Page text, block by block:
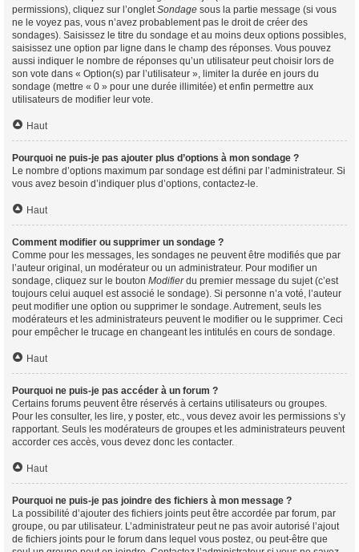
permissions), cliquez sur l’ongletSondage sous la partie message (si vous
ne le voyez pas, vous n’avez probablement pas le droit de créer des
sondages). Saisissez le titre du sondage et au moins deux options possibles,
saisissez une option par ligne dans le champ des réponses. Vous pouvez
aussi indiquer le nombre de réponses qu’un utilisateur peut choisir lors de
son vote dans « Option(s) par l’utilisateur », limiter la durée en jours du
sondage (mettre « 0 » pour une durée illimitée) et enfin permettre aux
utilisateurs de modifier leur vote.
Haut
Pourquoi ne puis-je pas ajouter plus d’options à mon sondage ?
Le nombre d’options maximum par sondage est défini par l’administrateur. Si
vous avez besoin d’indiquer plus d’options, contactez-le.
Haut
Comment modifier ou supprimer un sondage ?
Comme pour les messages, les sondages ne peuvent être modifiés que par
l’auteur original, un modérateur ou un administrateur. Pour modifier un
sondage, cliquez sur le bouton Modifierdu premier message du sujet (c’est
toujours celui auquel est associé le sondage). Si personne n’a voté, l’auteur
peut modifier une option ou supprimer le sondage. Autrement, seuls les
modérateurs et les administrateurs peuvent le modifier ou le supprimer. Ceci
pour empêcher le trucage en changeant les intitulés en cours de sondage.
Haut
Pourquoi ne puis-je pas accéder à un forum ?
Certains forums peuvent être réservés à certains utilisateurs ou groupes.
Pour les consulter, les lire, y poster, etc., vous devez avoir les permissions s’y
rapportant. Seuls les modérateurs de groupes et les administrateurs peuvent
accorder ces accès, vous devez donc les contacter.
Haut
Pourquoi ne puis-je pas joindre des fichiers à mon message ?
La possibilité d’ajouter des fichiers joints peut être accordée par forum, par
groupe, ou par utilisateur. L’administrateur peut ne pas avoir autorisé l’ajout
de fichiers joints pour le forum dans lequel vous postez, ou peut-être que